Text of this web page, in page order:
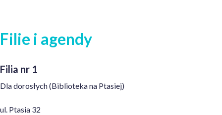
Filie i agendy
Filia nr 1
Dla dorosłych(Biblioteka na Ptasiej)
ul. Ptasia 32